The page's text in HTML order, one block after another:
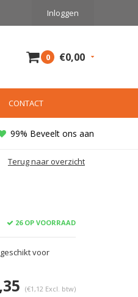
Inloggen
0 €0,00
CONTACT
99% Beveelt ons aan
Terug naar overzicht
26 OP VOORRAAD
voor
(€1,12 Excl. btw)